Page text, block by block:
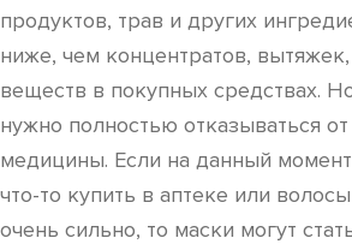
продуктов, трав и других
ниже, чем концентратов,
веществ в покупных средствах.
нужно полностью отказываться
медицины. Если на данный
что-то купить в аптеке или
очень сильно, то маски могут